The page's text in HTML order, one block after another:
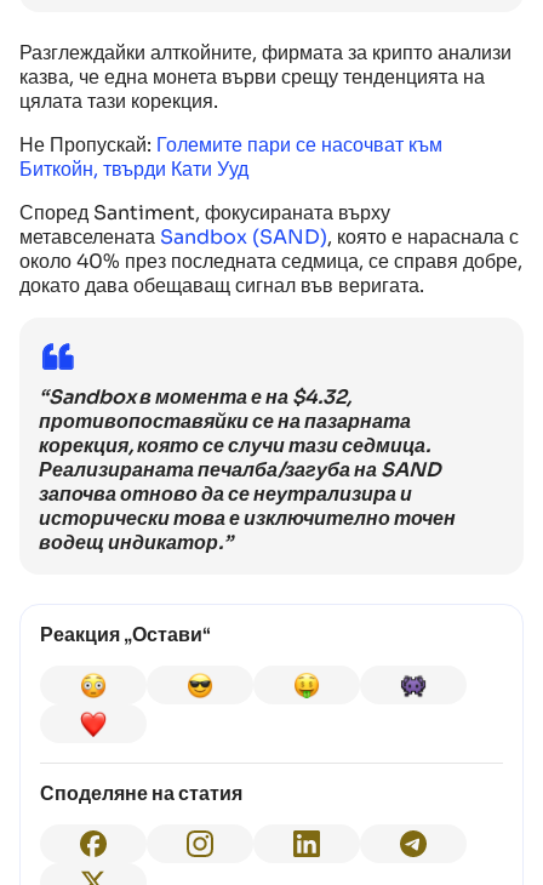
Разглеждайки алткойните, фирмата за крипто анализи
казва, че една монета върви срещу тенденцията на
цялата тази корекция.
Не Пропускай: Големите пари се насочват към
Биткойн, твърди Кати Ууд
Според Santiment, фокусираната върху
метавселената Sandbox (SAND), която е нараснала с
около 40% през последната седмица, се справя добре,
докато дава обещаващ сигнал във веригата.
“Sandbox в момента е на $4.32,
противопоставяйки се на пазарната
корекция, която се случи тази седмица.
Реализираната печалба/загуба на SAND
започва отново да се неутрализира и
исторически това е изключително точен
водещ индикатор.”
Реакция „Остави“
Споделяне на статия